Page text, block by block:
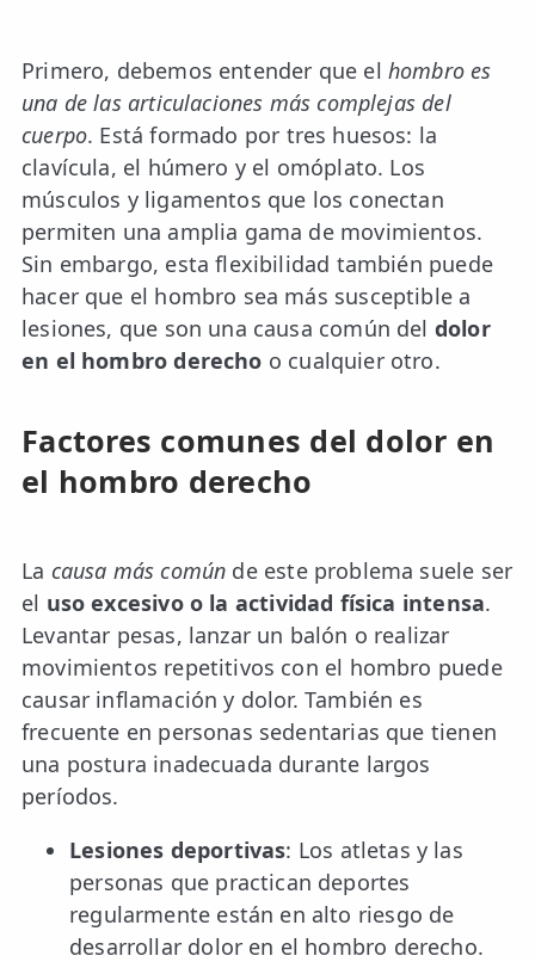
📧 Contacta
ESPECIALIDADES
🩻 Fisioterapia Traumatológica
😧 Fisioterapia ATM
🦴 Osteopatía
🫶 Suelo Pélvico
💆 Masajes Madrid
🧠 Fisioterapia Neurológica
🧍 Fisioterapia Vestibular
👶 Fisioterapia Pediátrica
TRATAMIENTOS
✅ Punción Seca
✅ Ondas de Choque
✅ EPTE - EPI
ESTÉTICA
✨ Fisioestética
✨ Radiofrecuencia INDIBA
Primero, debemos entender que el hombro es
una de las articulaciones más complejas del
cuerpo. Está formado por tres huesos: la
clavícula, el húmero y el omóplato. Los
músculos y ligamentos que los conectan
permiten una amplia gama de movimientos.
Sin embargo, esta flexibilidad también puede
hacer que el hombro sea más susceptible a
lesiones, que son una causa común del dolor
en el hombro derecho o cualquier otro.
Factores comunes del dolor en
el hombro derecho
La causa más común de este problema suele ser
el uso excesivo o la actividad física intensa.
Levantar pesas, lanzar un balón o realizar
movimientos repetitivos con el hombro puede
causar inflamación y dolor. También es
frecuente en personas sedentarias que tienen
una postura inadecuada durante largos
períodos.
Lesiones deportivas: Los atletas y las
personas que practican deportes
regularmente están en alto riesgo de
desarrollar dolor en el hombro derecho.